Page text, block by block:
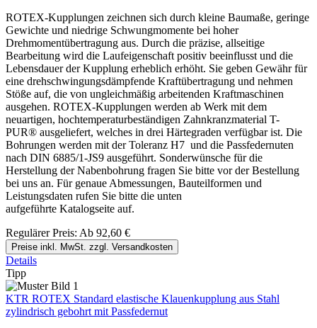
ROTEX-Kupplungen zeichnen sich durch kleine Baumaße, geringe
Gewichte und niedrige Schwungmomente bei hoher
Drehmomentübertragung aus. Durch die präzise, allseitige
Bearbeitung wird die Laufeigenschaft positiv beeinflusst und die
Lebensdauer der Kupplung erheblich erhöht. Sie geben Gewähr für
eine drehschwingungsdämpfende Kraftübertragung und nehmen
Stöße auf, die von ungleichmäßig arbeitenden Kraftmaschinen
ausgehen. ROTEX-Kupplungen werden ab Werk mit dem
neuartigen, hochtemperaturbeständigen Zahnkranzmaterial T-
PUR® ausgeliefert, welches in drei Härtegraden verfügbar ist. Die
Bohrungen werden mit der Toleranz H7 und die Passfedernuten
nach DIN 6885/1-JS9 ausgeführt. Sonderwünsche für die
Herstellung der Nabenbohrung fragen Sie bitte vor der Bestellung
bei uns an. Für genaue Abmessungen, Bauteilformen und
Leistungsdaten rufen Sie bitte die unten
aufgeführte Katalogseite auf.
Regulärer Preis: Ab 92,60 €
Preise inkl. MwSt. zzgl. Versandkosten
Details
Tipp
KTR ROTEX Standard elastische Klauenkupplung aus Stahl
zylindrisch gebohrt mit Passfedernut